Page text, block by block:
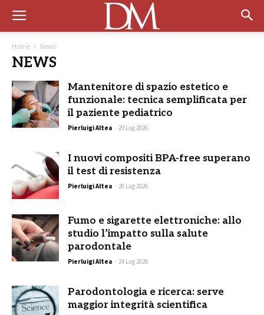
Home News
NEWS
Mantenitore di spazio estetico e
funzionale: tecnica semplificata per
il paziente pediatrico
Pierluigi Altea - 29 Lug 2026
I nuovi compositi BPA-free superano
il test di resistenza
Pierluigi Altea - 28 Lug 2026
Fumo e sigarette elettroniche: allo
studio l’impatto sulla salute
parodontale
Pierluigi Altea - 24 Lug 2026
Parodontologia e ricerca: serve
maggior integrità scientifica